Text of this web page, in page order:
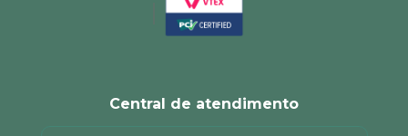
Central de atendimento